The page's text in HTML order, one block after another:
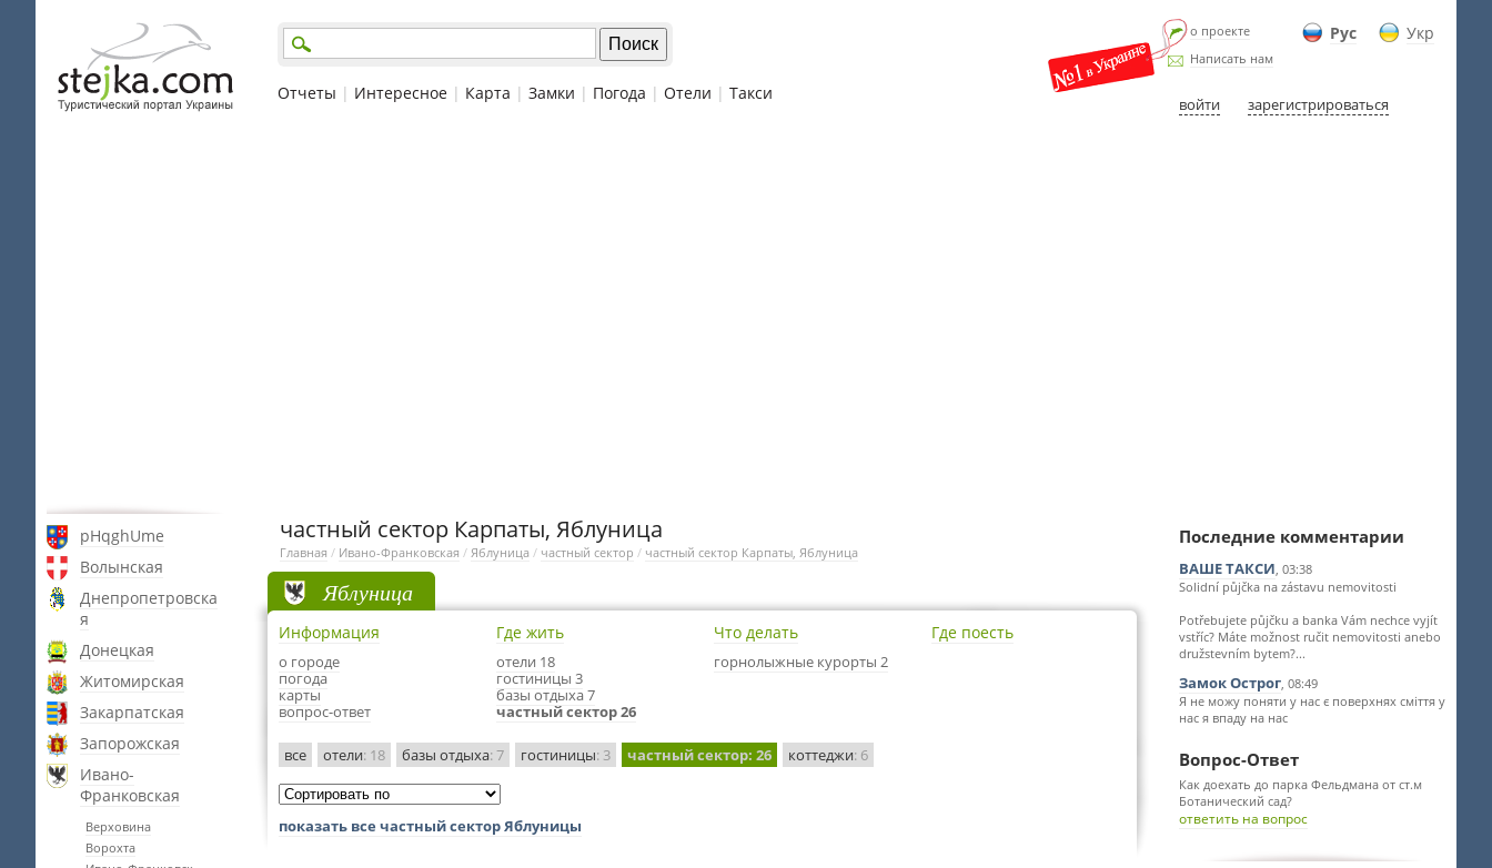
Рус Укр
о проекте
Написать нам
войти зарегистрироваться
Отчеты | Интересное | Карта | Замки | Погода | Отели | Такси
pHqghUme
Волынская
Днепропетровска
я
Донецкая
Житомирская
Закарпатская
Запорожская
Ивано-
Франковская
Верховина
Ворохта
частный сектор Карпаты, Яблуница
Главная / Ивано-Франковская / Яблуница / частный сектор / частный сектор Карпаты, Яблуница
Яблуница
Информация
о городе
погода
карты
вопрос-ответ
Где жить
отели 18
гостиницы 3
базы отдыха 7
частный сектор 26
Что делать
горнолыжные курорты 2
Где поесть
все отели: 18 базы отдыха: 7 гостиницы: 3 частный сектор: 26 коттеджи: 6
показать все частный сектор Яблуницы
Последние комментарии
ВАШЕ ТАКСИ, 03:38
Solidní půjčka na zástavu nemovitosti
Potřebujete půjčku a banka Vám nechce vyjít
vstříc? Máte možnost ručit nemovitosti anebo
družstevním bytem?...
Замок Острог, 08:49
Я не можу поняти у нас є поверхнях сміття у
нас я впаду на нас
Вопрос-Ответ
Как доехать до парка Фельдмана от ст.м
Ботанический сад?
ответить на вопрос